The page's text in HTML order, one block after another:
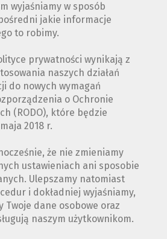
wyjaśniamy w sposób
jakie informacje
to robimy.
prywatności wynikają z
naszych działań
do nowych wymagań
o Ochronie
(RODO), które będzie
2018 r.
że nie zmieniamy
ustawieniach ani sposobie
Ulepszamy natomiast
i dokładniej wyjaśniamy,
Twoje dane osobowe oraz
naszym użytkownikom.